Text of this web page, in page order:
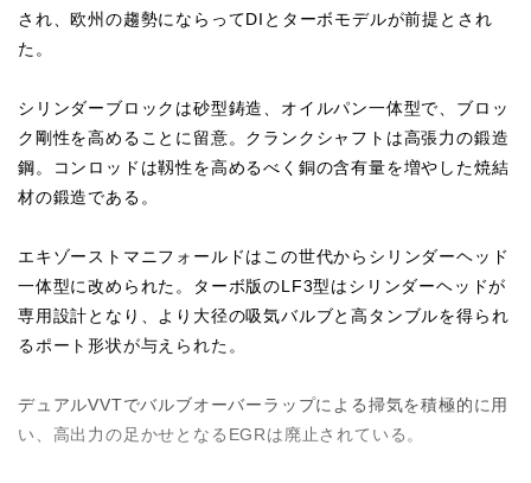
され、欧州の趨勢にならってDIとターボモデルが前提とされ
た。
シリンダーブロックは砂型鋳造、オイルパン一体型で、ブロッ
ク剛性を高めることに留意。クランクシャフトは高張力の鍛造
鋼。コンロッドは靱性を高めるべく銅の含有量を増やした焼結
材の鍛造である。
エキゾーストマニフォールドはこの世代からシリンダーヘッド
一体型に改められた。ターボ版のLF3型はシリンダーヘッドが
専用設計となり、より大径の吸気バルブと高タンブルを得られ
るポート形状が与えられた。
デュアルVVTでバルブオーバーラップによる掃気を積極的に用
い、高出力の足かせとなるEGRは廃止されている。